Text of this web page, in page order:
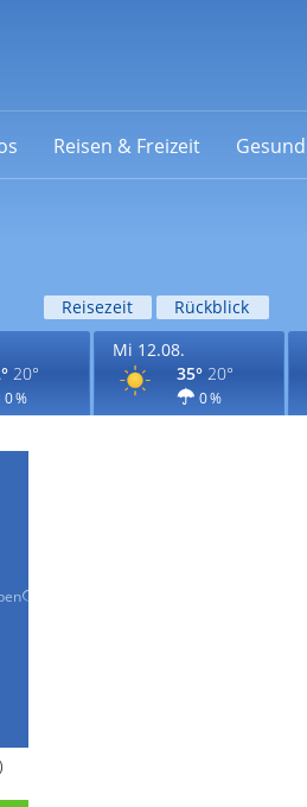
Reisen & Freizeit
Reisezeit
Rückblick
20°
0 %
Mi 12.08.
35° 20°
0 %